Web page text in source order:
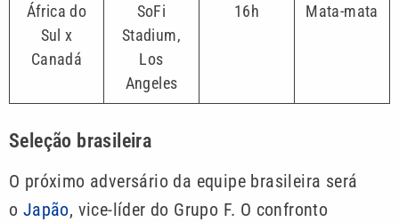
África do
Sul x
Canadá
SoFi
Stadium,
Los
Angeles
16h Mata-mata
Seleção brasileira
O próximo adversário da equipe brasileira será
o Japão, vice-líder do Grupo F. O confronto